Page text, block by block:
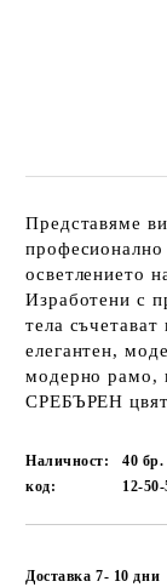
Представяме
професионално
осветлението
Изработени с
тела
елегантен,
модерно рамо,
СРЕБЪРЕН
Наличност:
40
код:
12-
Доставка 7- 10 дни